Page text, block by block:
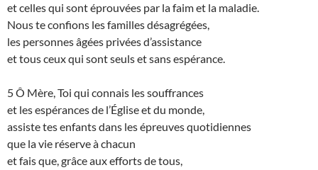
et celles qui sont éprouvées par la faim et la maladie.
Nous te confions les familles désagrégées,
les personnes âgées privées d’assistance
et tous ceux qui sont seuls et sans espérance.
5 Ô Mère, Toi qui connais les souffrances
et les espérances de l’Église et du monde,
assiste tes enfants dans les épreuves quotidiennes
que la vie réserve à chacun
et fais que, grâce aux efforts de tous,